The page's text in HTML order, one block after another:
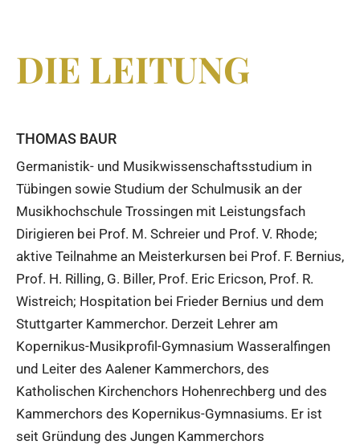
DIE LEITUNG
THOMAS BAUR
Germanistik- und Musikwissenschaftsstudium in
Tübingen sowie Studium der Schulmusik an der
Musikhochschule Trossingen mit Leistungsfach
Dirigieren bei Prof. M. Schreier und Prof. V. Rhode;
aktive Teilnahme an Meisterkursen bei Prof. F. Bernius,
Prof. H. Rilling, G. Biller, Prof. Eric Ericson, Prof. R.
Wistreich; Hospitation bei Frieder Bernius und dem
Stuttgarter Kammerchor. Derzeit Lehrer am
Kopernikus-Musikprofil-Gymnasium Wasseralfingen
und Leiter des Aalener Kammerchors, des
Katholischen Kirchenchors Hohenrechberg und des
Kammerchors des Kopernikus-Gymnasiums. Er ist
seit Gründung des Jungen Kammerchors